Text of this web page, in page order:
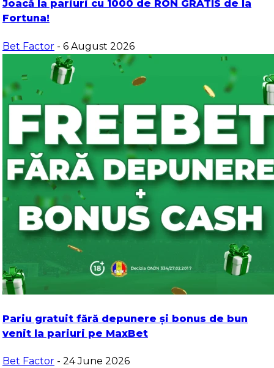
Joacă la pariuri cu 1000 de RON GRATIS de la
Fortuna!
Bet Factor - 6 August 2026
Pariu gratuit fără depunere și bonus de bun
venit la pariuri pe MaxBet
Bet Factor - 24 June 2026